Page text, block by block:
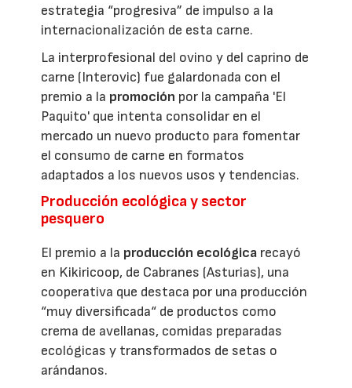
estrategia “progresiva” de impulso a la
internacionalización de esta carne.
La interprofesional del ovino y del caprino de
carne (Interovic) fue galardonada con el
premio a la promoción por la campaña 'El
Paquito' que intenta consolidar en el
mercado un nuevo producto para fomentar
el consumo de carne en formatos
adaptados a los nuevos usos y tendencias.
Producción ecológica y sector
pesquero
El premio a la producción ecológica recayó
en Kikiricoop, de Cabranes (Asturias), una
cooperativa que destaca por una producción
“muy diversificada“ de productos como
crema de avellanas, comidas preparadas
ecológicas y transformados de setas o
arándanos.